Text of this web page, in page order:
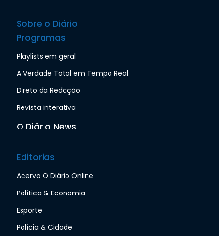
Sobre o Diário
Programas
Playlists em geral
A Verdade Total em Tempo Real
Direto da Redação
Revista interativa
O Diário News
Editorias
Acervo O Diário Online
Política & Economia
Esporte
Polícia & Cidade